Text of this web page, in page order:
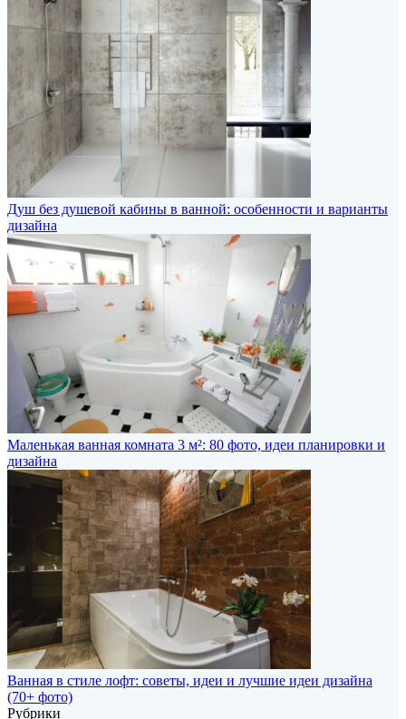
Душ без душевой кабины в ванной: особенности и варианты
дизайна
Маленькая ванная комната 3 м²: 80 фото, идеи планировки и
дизайна
Ванная в стиле лофт: советы, идеи и лучшие идеи дизайна
(70+ фото)
Рубрики